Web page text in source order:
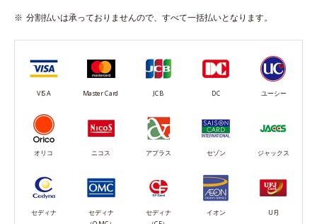
分割払いは承っておりませんので、すべて一括払いとなります。
VISA Master Card JCB DC ユーシー
オリコ ニコス アプラス セゾン ジャックス
セディナ セディナ セディナ イオン UFJ